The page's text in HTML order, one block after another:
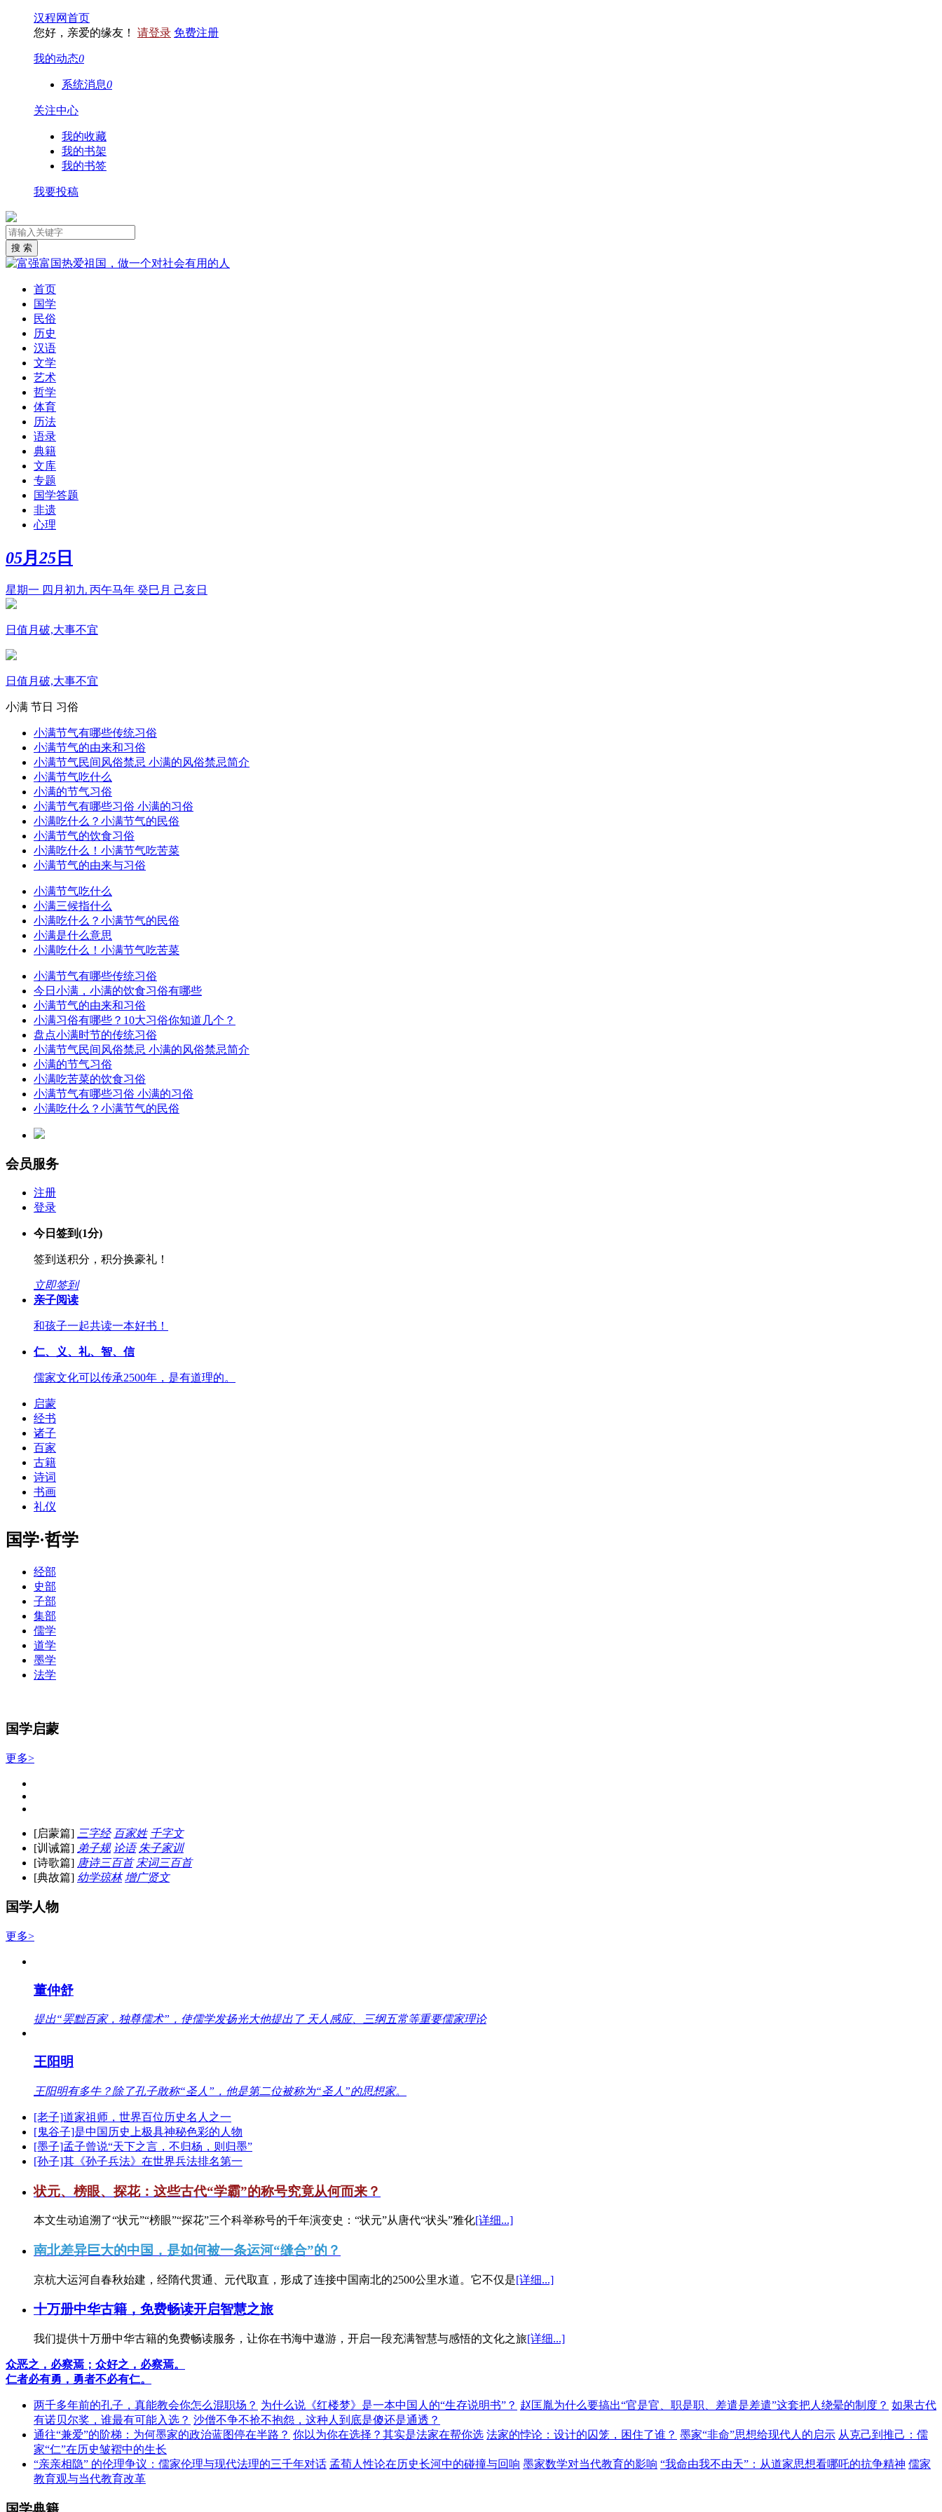
汉程网首页
您好，亲爱的缘友！ 请登录 免费注册
我的动态0
系统消息0
关注中心
我的收藏
我的书架
我的书签
我要投稿
首页
国学
民俗
历史
汉语
文学
艺术
哲学
体育
历法
语录
典籍
文库
专题
国学答题
非遗
心理
05月 25 日
星期一 四月初九 丙午马年 癸巳月 己亥日
日值月破,大事不宜
日值月破,大事不宜
小满 节日 习俗
小满节气有哪些传统习俗
小满节气的由来和习俗
小满节气民间风俗禁忌 小满的风俗禁忌简介
小满节气吃什么
小满的节气习俗
小满节气有哪些习俗 小满的习俗
小满吃什么？小满节气的民俗
小满节气的饮食习俗
小满吃什么！小满节气吃苦菜
小满节气的由来与习俗
小满节气吃什么
小满三候指什么
小满吃什么？小满节气的民俗
小满是什么意思
小满吃什么！小满节气吃苦菜
小满节气有哪些传统习俗
今日小满，小满的饮食习俗有哪些
小满节气的由来和习俗
小满习俗有哪些？10大习俗你知道几个？
盘点小满时节的传统习俗
小满节气民间风俗禁忌 小满的风俗禁忌简介
小满的节气习俗
小满吃苦菜的饮食习俗
小满节气有哪些习俗 小满的习俗
小满吃什么？小满节气的民俗
会员服务
注册
登录
今日签到(1分)
签到送积分，积分换豪礼！
立即签到
亲子阅读
和孩子一起共读一本好书！
仁、义、礼、智、信
儒家文化可以传承2500年，是有道理的。
启蒙
经书
诸子
百家
古籍
诗词
书画
礼仪
国学·哲学
经部
史部
子部
集部
儒学
道学
墨学
法学
国学启蒙
更多>
[启蒙篇] 三字经 百家姓 千字文
[训诫篇] 弟子规 论语 朱子家训
[诗歌篇] 唐诗三百首 宋词三百首
[典故篇] 幼学琼林 增广贤文
国学人物
更多>
董仲舒
提出“罢黜百家，独尊儒术”，使儒学发扬光大他提出了 天人感应、三纲五常等重要儒家理论
王阳明
王阳明有多牛？除了孔子敢称“圣人”，他是第二位被称为“圣人”的思想家。
[老子]道家祖师，世界百位历史名人之一
[鬼谷子]是中国历史上极具神秘色彩的人物
[墨子]孟子曾说“天下之言，不归杨，则归墨”
[孙子]其《孙子兵法》在世界兵法排名第一
状元、榜眼、探花：这些古代“学霸”的称号究竟从何而来？
本文生动追溯了“状元”“榜眼”“探花”三个科举称号的千年演变史：“状元”从唐代“状头”雅化[详细...]
南北差异巨大的中国，是如何被一条运河“缝合”的？
京杭大运河自春秋始建，经隋代贯通、元代取直，形成了连接中国南北的2500公里水道。它不仅是[详细...]
十万册中华古籍，免费畅读开启智慧之旅
我们提供十万册中华古籍的免费畅读服务，让你在书海中遨游，开启一段充满智慧与感悟的文化之旅[详细...]
众恶之，必察焉；众好之，必察焉。
仁者必有勇，勇者不必有仁。
两千多年前的孔子，真能教会你怎么混职场？ 为什么说《红楼梦》是一本中国人的“生存说明书”？ 赵匡胤为什么要搞出“官是官、职是职、差遣是差遣”这套把人绕晕的制度？ 如果古代
有诺贝尔奖，谁最有可能入选？ 沙僧不争不抢不抱怨，这种人到底是傻还是通透？
通往“兼爱”的阶梯：为何墨家的政治蓝图停在半路？ 你以为你在选择？其实是法家在帮你选 法家的悖论：设计的囚笼，困住了谁？ 墨家“非命”思想给现代人的启示 从克己到推己：儒
家“仁”在历史皱褶中的生长
“亲亲相隐” 的伦理争议：儒家伦理与现代法理的三千年对话 孟荀人性论在历史长河中的碰撞与回响 墨家数学对当代教育的影响 “我命由我不由天”：从道家思想看哪吒的抗争精神 儒家
教育观与当代教育改革
国学典籍